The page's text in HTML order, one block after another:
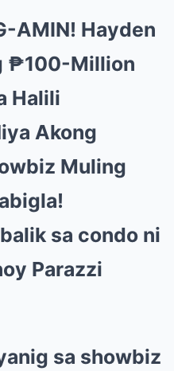
AMIN! Hayden
₱100-Million
Halili
Akong
Muling
sa showbiz